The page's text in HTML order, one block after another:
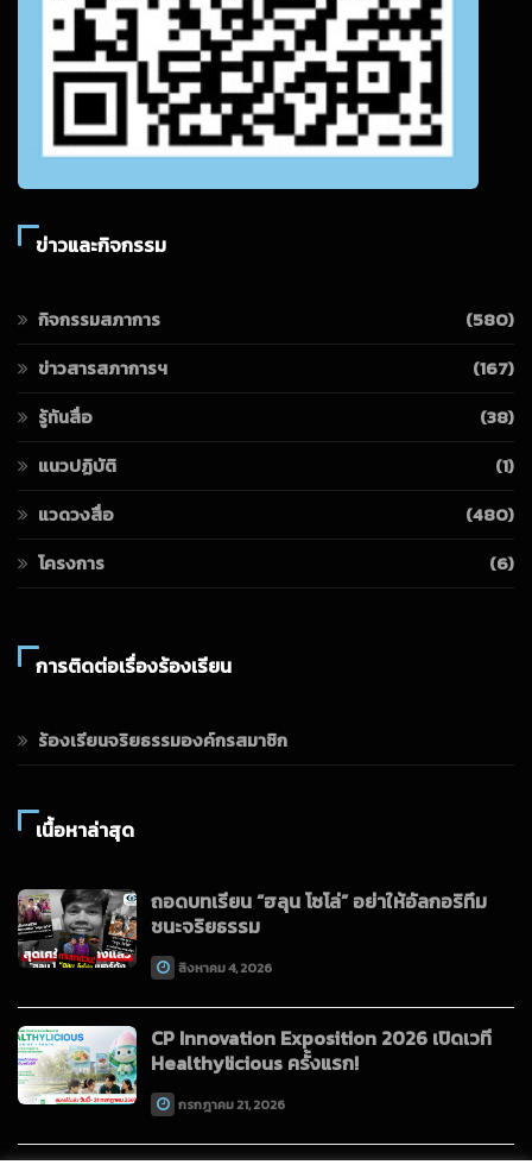
ข่าวและกิจกรรม
กิจกรรมสภาการ
(580)
ข่าวสารสภาการฯ
(167)
รู้ทันสื่อ
(38)
แนวปฏิบัติ
(1)
แวดวงสื่อ
(480)
โครงการ
(6)
การติดต่อเรื่องร้องเรียน
ร้องเรียนจริยธรรมองค์กรสมาชิก
เนื้อหาล่าสุด
ถอดบทเรียน “ฮลุน โซโล่” อย่าให้อัลกอริทึม
ชนะจริยธรรม
สิงหาคม 4, 2026
CP Innovation Exposition 2026 เปิดเวที
Healthylicious ครั้งแรก!
กรกฎาคม 21, 2026